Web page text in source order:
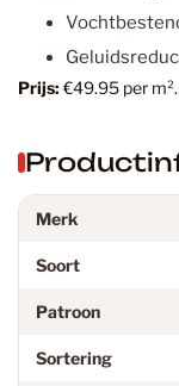
Prijs:€49.95 per
Merk
Soort
Patroon
Sortering